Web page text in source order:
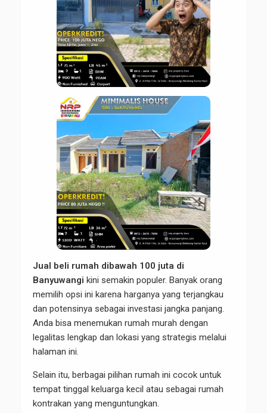
Jual beli rumah dibawah 100 juta di
Banyuwangi kini semakin populer. Banyak orang
memilih opsi ini karena harganya yang terjangkau
dan potensinya sebagai investasi jangka panjang.
Anda bisa menemukan rumah murah dengan
legalitas lengkap dan lokasi yang strategis melalui
halaman ini.
Selain itu, berbagai pilihan rumah ini cocok untuk
tempat tinggal keluarga kecil atau sebagai rumah
kontrakan yang menguntungkan.